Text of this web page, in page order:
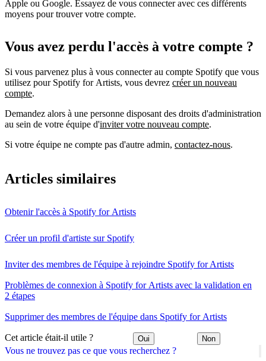
Vous ne trouvez pas ce que vous recherchez ?
Apple ou Google. Essayez de vous connecter avec ces différents
moyens pour trouver votre compte.
Vous avez perdu l'accès à votre compte ?
Si vous parvenez plus à vous connecter au compte Spotify que vous
utilisez pour Spotify for Artists, vous devrez créer un nouveau
compte.
Demandez alors à une personne disposant des droits d'administration
au sein de votre équipe d'inviter votre nouveau compte.
Si votre équipe ne compte pas d'autre admin, contactez-nous.
Articles similaires
Obtenir l'accès à Spotify for Artists
Créer un profil d'artiste sur Spotify
Inviter des membres de l'équipe à rejoindre Spotify for Artists
Problèmes de connexion à Spotify for Artists avec la validation en
2 étapes
Supprimer des membres de l'équipe dans Spotify for Artists
Cet article était-il utile ? Oui Non